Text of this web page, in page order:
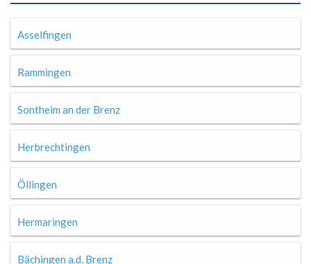
Asselfingen
Rammingen
Sontheim an der Brenz
Herbrechtingen
Öllingen
Hermaringen
Bächingen a.d. Brenz